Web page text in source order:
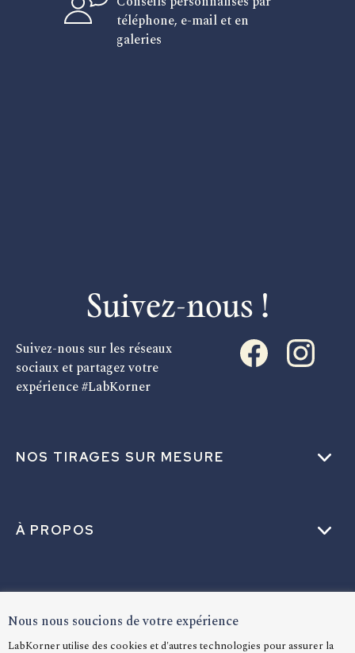
téléphone, e-mail et en
galeries
NOS TIRAGES SUR MESURE
À PROPOS
Suivez-nous !
Suivez-nous sur les réseaux
sociaux et partagez votre
expérience #LabKorner
Nous nous soucions de votre expérience
LabKorner utilise des cookies et d'autres technologies pour assurer la